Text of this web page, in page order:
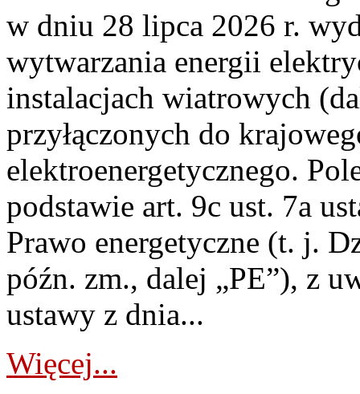
w dniu 28 lipca 2026 r.
wytwarzania energii
instalacjach wiatrowych
przyłączonych do
elektroenergetycznego.
podstawie art. 9c ust. 7a
Prawo energetyczne (t. j.
późn. zm., dalej „PE”), z
ustawy z dnia...
Więcej...